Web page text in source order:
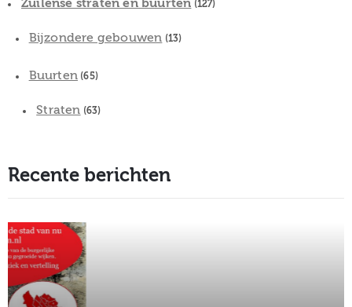
Zuilense straten en buurten (127)
Bijzondere gebouwen (13)
Buurten (65)
Straten (63)
Recente berichten